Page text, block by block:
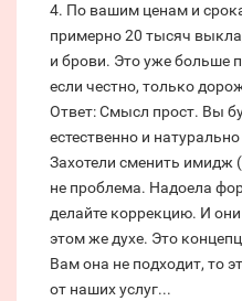
4. По вашим ценам и
примерно 20 тысяч
и брови. Это уже больше
если честно, только
Ответ: Смысл прост. Вы
естественно и
Захотели сменить имидж
не проблема. Надоела
делайте коррекцию. И
этом же духе. Это
Вам она не подходит, то
от наших услуг...